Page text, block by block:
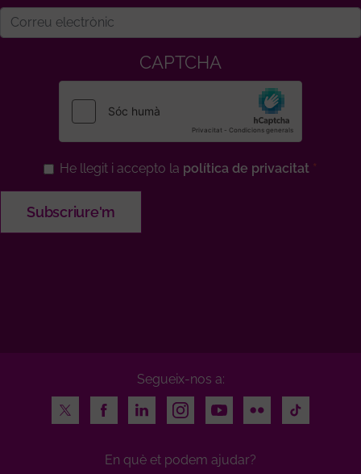
CAPTCHA
He llegit i accepto la política de privacitat
Segueix-nos a:
Twitter
FacebookLinkedInInstagramYoutubeFlickr TikTok
En què et podem ajudar?